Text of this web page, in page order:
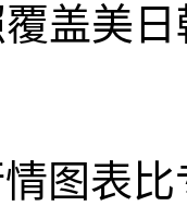
盖美
图表